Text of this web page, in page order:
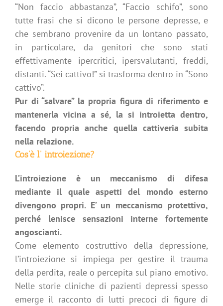
“Non faccio abbastanza”, “Faccio schifo”, sono
tutte frasi che si dicono le persone depresse, e
che sembrano provenire da un lontano passato,
in particolare, da genitori che sono stati
effettivamente ipercritici, ipersvalutanti, freddi,
distanti. “Sei cattivo!” si trasforma dentro in “Sono
cattivo”.
Pur di “salvare” la propria figura di riferimento e
mantenerla vicina a sé, la si introietta dentro,
facendo propria anche quella cattiveria subita
nella relazione.
Cos’è l’ introiezione?
L’introiezione è un meccanismo di difesa
mediante il quale aspetti del mondo esterno
divengono propri. E’ un meccanismo protettivo,
perché lenisce sensazioni interne fortemente
angoscianti.
Come elemento costruttivo della depressione,
l’introiezione si impiega per gestire il trauma
della perdita, reale o percepita sul piano emotivo.
Nelle storie cliniche di pazienti depressi spesso
emerge il racconto di lutti precoci di figure di